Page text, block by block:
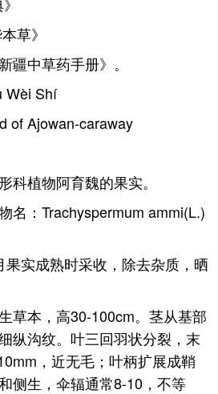
草》
疆中草药手册》。
Wèi Shí
of Ajowan-caraway
科植物阿育魏的果实。
名：Trachyspermum ammi(L.)
果实成熟时采收，除去杂质，晒
草本，高30-100cm。茎从基部
纵沟纹。叶三回羽状分裂，末
，近无毛；叶柄扩展成鞘
侧生，伞辐通常8-10，不等